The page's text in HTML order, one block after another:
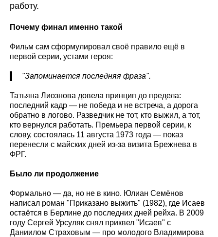
работу.
Почему финал именно такой
Фильм сам сформулировал своё правило ещё в
первой серии, устами героя:
"Запоминается последняя фраза".
Татьяна Лиознова довела принцип до предела:
последний кадр — не победа и не встреча, а дорога
обратно в логово. Разведчик не тот, кто выжил, а тот,
кто вернулся работать. Премьера первой серии, к
слову, состоялась 11 августа 1973 года — показ
перенесли с майских дней из-за визита Брежнева в
ФРГ.
Было ли продолжение
Формально — да, но не в кино. Юлиан Семёнов
написал роман "Приказано выжить" (1982), где Исаев
остаётся в Берлине до последних дней рейха. В 2009
году Сергей Урсуляк снял приквел "Исаев" с
Даниилом Страховым — про молодого Владимирова